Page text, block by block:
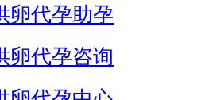
卵代孕助孕
卵代孕咨询